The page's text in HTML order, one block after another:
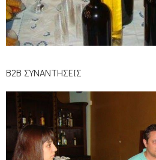
Β2Β ΣΥΝΑΝΤΗΣΕΙΣ